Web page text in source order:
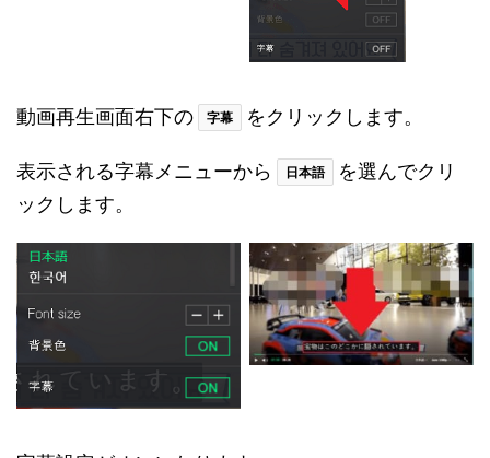
動画再生画面右下の 字幕 をクリックします。
表示される字幕メニューから 日本語
を選んでクリ
ックします。